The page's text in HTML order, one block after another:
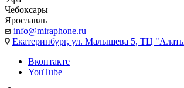
Чебоксары
Ярославль
info@miraphone.ru
Екатеринбург, ул. Малышева 5, ТЦ
Вконтакте
YouTube